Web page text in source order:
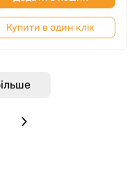
Купити в один клік
Next page